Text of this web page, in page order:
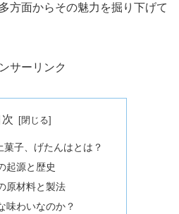
方面からその魅力を掘り下げて
サーリンク
次
菓子、げたんはとは？
起源と歴史
原材料と製法
味わいなのか？